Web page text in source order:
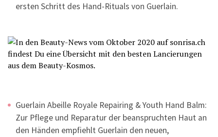
ersten Schritt des Hand-Rituals von Guerlain.
Guerlain Abeille Royale Repairing & Youth Hand Balm:
Zur Pflege und Reparatur der beanspruchten Haut an
den Händen empfiehlt Guerlain den neuen,